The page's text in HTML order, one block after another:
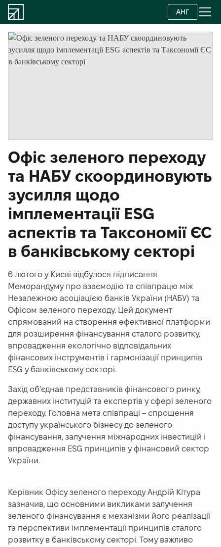
АНГ
Офіс зеленого переходу
та НАБУ скоординовують
зусилля щодо
імплементації ESG
аспектів та Таксономії ЄС
в банківському секторі
6 лютого у Києві відбулося підписання
Меморандуму про взаємодію та співпрацю між
Незалежною асоціацією банків України (НАБУ) та
Офісом зеленого переходу. Цей документ
спрямований на створення ефективної платформи
для розширення фінансування сталого розвитку,
впровадження екологічно відповідальних
фінансових інструментів і гармонізації принципів
ESG у банківському секторі.
Захід об’єднав представників фінансового ринку,
державних інституцій та експертів у сфері зеленого
переходу. Головна мета співпраці – спрощення
доступу українського бізнесу до зеленого
фінансування, залучення міжнародних інвестицій і
впровадження ESG принципів у фінансовий сектор
України.
Керівник Офісу зеленого переходу Андрій Кітура
зазначив, що основними викликами залучення
зеленого фінансування є механізми його реалізації
та перспективи імплементації принципів сталого
розвитку в банківському секторі. Тому важливо